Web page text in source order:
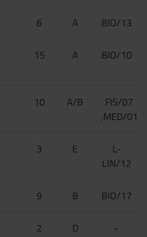
6 A BIO/13
15 A BIO/10
10 A/B
FIS/07
,MED/01
3 E
L-
LIN/12
9 B BIO/17
2 D -